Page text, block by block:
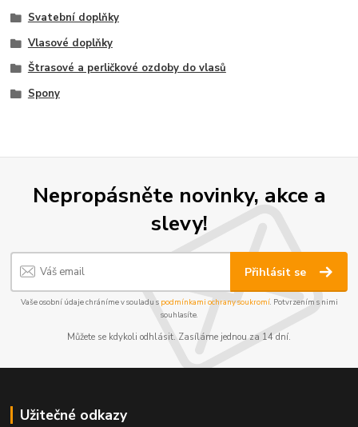
Svatební doplňky
Vlasové doplňky
Štrasové a perličkové ozdoby do vlasů
Spony
Nepropásněte novinky, akce a
slevy!
Přihlásit se
Vaše osobní údaje chráníme v souladu s podmínkami ochrany soukromí. Potvrzením s nimi
souhlasíte.
Můžete se kdykoli odhlásit. Zasíláme jednou za 14 dní.
Užitečné odkazy